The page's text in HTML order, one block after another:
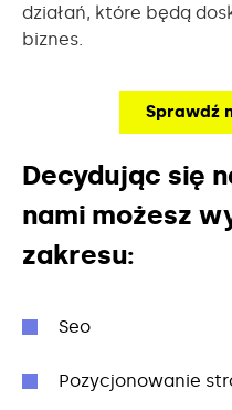
działań, które będą
biznes.
Sprawdź
Decydując się
nami możesz
zakresu:
Seo
Pozycjonowanie